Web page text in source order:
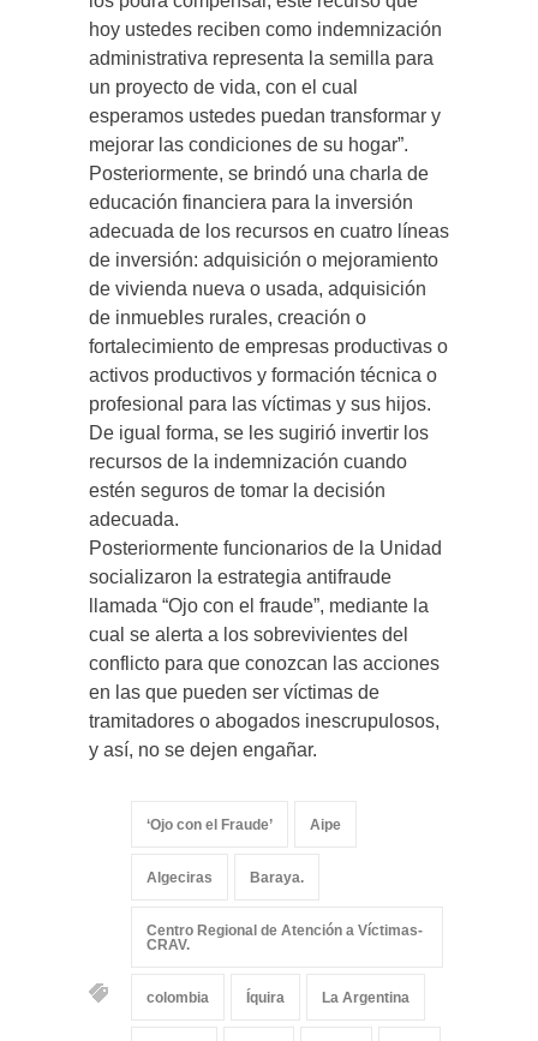
hoy ustedes reciben como indemnización
administrativa representa la semilla para
un proyecto de vida, con el cual
esperamos ustedes puedan transformar y
mejorar las condiciones de su hogar”.
Posteriormente, se brindó una charla de
educación financiera para la inversión
adecuada de los recursos en cuatro líneas
de inversión: adquisición o mejoramiento
de vivienda nueva o usada, adquisición
de inmuebles rurales, creación o
fortalecimiento de empresas productivas o
activos productivos y formación técnica o
profesional para las víctimas y sus hijos.
De igual forma, se les sugirió invertir los
recursos de la indemnización cuando
estén seguros de tomar la decisión
adecuada.
Posteriormente funcionarios de la Unidad
socializaron la estrategia antifraude
llamada “Ojo con el fraude”, mediante la
cual se alerta a los sobrevivientes del
conflicto para que conozcan las acciones
en las que pueden ser víctimas de
tramitadores o abogados inescrupulosos,
y así, no se dejen engañar.
‘Ojo con el Fraude’ Aipe
Algeciras Baraya.
Centro Regional de Atención a Víctimas-
CRAV.
colombia Íquira La Argentina